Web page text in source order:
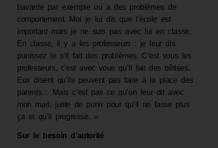
bavarde par exemple ou a des problèmes de
comportement. Moi je lui dis que l’école est
important mais je ne suis pas avec lui en classe.
En classe, il y a les professeurs : je leur dis
punissez le s’il fait des problèmes. C’est vous les
professeurs, c’est avec vous qu’il fait des bêtises.
Eux disent qu’ils peuvent pas faire à la place des
parents… Mais c’est pas ce qu’on leur dit avec
mon mari, juste de punir pour qu’il ne fasse plus
ça et qu’il progresse. »
Sur le besoin d’autorité